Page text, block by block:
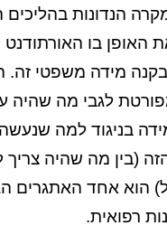
הנדונות
את האופן בו
מידה משפטי זה.
לגבי מה שהיה
בניגוד למה
(בין מה שהיה
הוא אחד האתגרים
רפואית.